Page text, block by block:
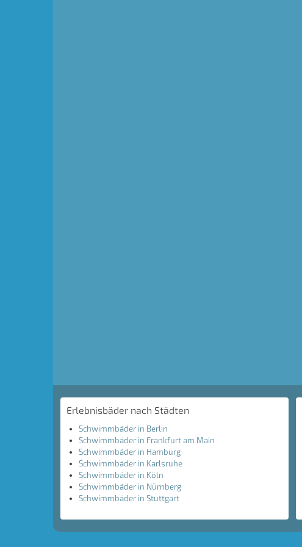
Erlebnisbäder nach Städten
Schwimmbäder in Berlin
Schwimmbäder in Frankfurt am Main
Schwimmbäder in Hamburg
Schwimmbäder in Karlsruhe
Schwimmbäder in Köln
Schwimmbäder in Nürnberg
Schwimmbäder in Stuttgart